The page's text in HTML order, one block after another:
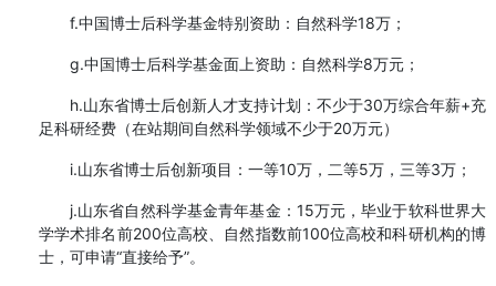
f.中国博士后科学基金特别资助：自然科学18万；
g.中国博士后科学基金面上资助：自然科学8万元；
h.山东省博士后创新人才支持计划：不少于30万综合年薪+充
足科研经费（在站期间自然科学领域不少于20万元）
i.山东省博士后创新项目：一等10万，二等5万，三等3万；
j.山东省自然科学基金青年基金：15万元，毕业于软科世界大
学学术排名前200位高校、自然指数前100位高校和科研机构的博
士，可申请“直接给予”。